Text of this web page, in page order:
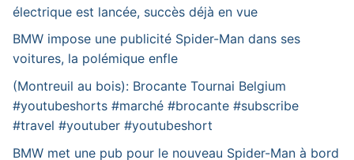
électrique est lancée, succès déjà en vue
BMW impose une publicité Spider-Man dans ses
voitures, la polémique enfle
(Montreuil au bois): Brocante Tournai Belgium
#youtubeshorts #marché #brocante #subscribe
#travel #youtuber #youtubeshort
BMW met une pub pour le nouveau Spider-Man à bord